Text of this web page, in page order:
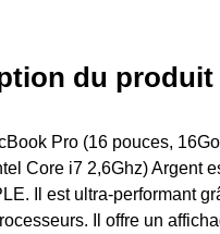
du produit
Pro (16 pouces,
Core i7 2,6Ghz) Argent
Il est ultra-performant
Il offre un